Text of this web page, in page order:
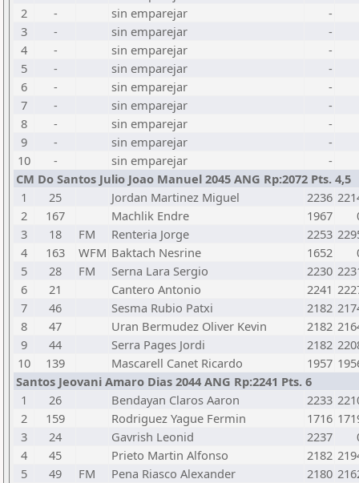
2
- sin emparejar
-
3
- sin emparejar
-
4
- sin emparejar
-
5
- sin emparejar
-
6
- sin emparejar
-
7
- sin emparejar
-
8
- sin emparejar
-
9
- sin emparejar
-
10
- sin emparejar
-
CM Do Santos Julio Joao Manuel 2045 ANG Rp:2072 Pts. 4,5
1
25 Jordan Martinez Miguel 2236
2
167 Machlik Endre 1967
3
18 FM Renteria Jorge 2253
4
163 WFM Baktach Nesrine 1652
5
28 FM Serna Lara Sergio 2230
6
21 Cantero Antonio 2241
7
46 Sesma Rubio Patxi 2182
8
47 Uran Bermudez Oliver Kevin 2182
9
44 Serra Pages Jordi 2182
10
139 Mascarell Canet Ricardo 1957
Santos Jeovani Amaro Dias 2044 ANG Rp:2241 Pts. 6
1
26 Bendayan Claros Aaron 2233
2
159 Rodriguez Yague Fermin 1716
3
24 Gavrish Leonid 2237
4
45 Prieto Martin Alfonso 2182
5
49 FM Pena Riasco Alexander 2180